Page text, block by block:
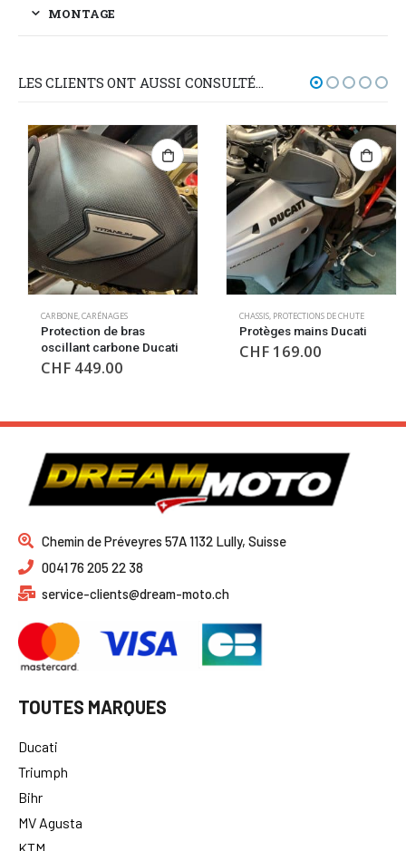
MONTAGE
LES CLIENTS ONT AUSSI CONSULTÉ…
CARBONE,CARÉNAGES
Protection de bras
oscillant carbone Ducati
CHF449.00
CHASSIS,PROTECTIONS DE CHUTE
Protèges mains Ducati
CHF169.00
Chemin de Préveyres 57A 1132 Lully, Suisse
0041 76 205 22 38
service-clients@dream-moto.ch
TOUTES MARQUES
Ducati
Triumph
Bihr
MV Agusta
KTM